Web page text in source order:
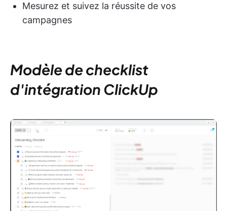
Mesurez et suivez la réussite de vos
campagnes
Modèle de checklist
d'intégration ClickUp